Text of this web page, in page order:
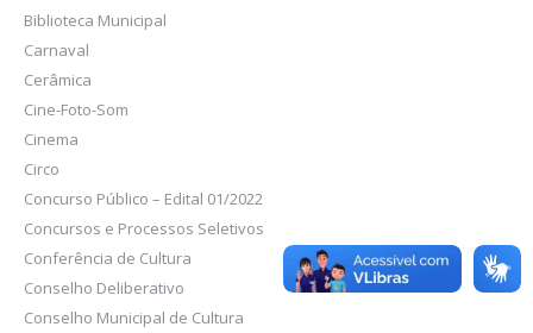
Biblioteca Municipal
Carnaval
Cerâmica
Cine-Foto-Som
Cinema
Circo
Concurso Público – Edital 01/2022
Concursos e Processos Seletivos
Conferência de Cultura
Conselho Deliberativo
Conselho Municipal de Cultura